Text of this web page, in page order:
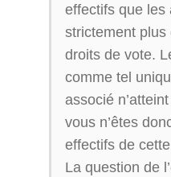
effectifs que les
strictement
droits de vote.
comme tel
associé
vous n’êtes
effectifs de
La question de